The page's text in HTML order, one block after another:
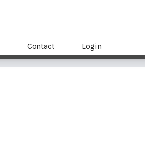
Contact Login